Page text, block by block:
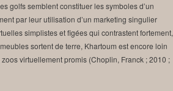
golfs semblent constituer les symboles d’un
par leur utilisation d’un marketing singulier
simplistes et figées qui contrastent fortement,
sortent de terre, Khartoum est encore loin
virtuellement promis (Choplin, Franck ; 2010 ;